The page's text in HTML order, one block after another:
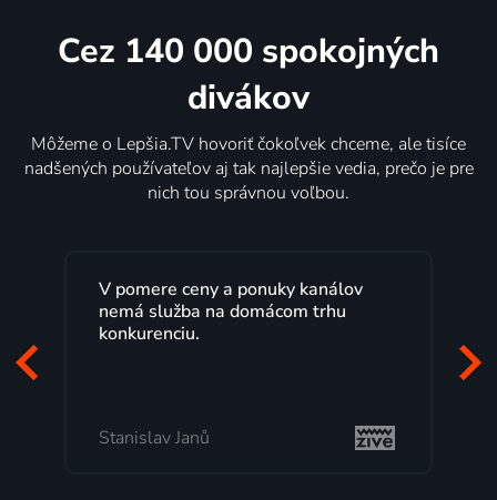
Cez 140 000 spokojných
divákov
Môžeme o Lepšia.TV hovoriť čokoľvek chceme, ale tisíce
nadšených používateľov aj tak najlepšie vedia, prečo je pre
nich tou správnou voľbou.
V pomere ceny a ponuky kanálov
nemá služba na domácom trhu
konkurenciu.
Stanislav Janů